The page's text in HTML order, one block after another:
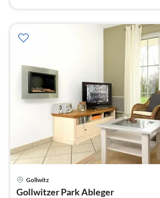
Gollwitz
Gollwitzer Park Ableger